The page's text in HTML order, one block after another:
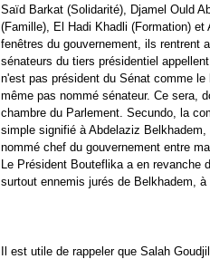
Saïd Barkat (Solidarité), Djamel Ould
(Famille), El Hadi Khadli (Formation)
fenêtres du gouvernement, ils rentrent
sénateurs du tiers présidentiel
n'est pas président du Sénat comme
même pas nommé sénateur. Ce sera,
chambre du Parlement. Secundo, la
simple signifié à Abdelaziz
nommé chef du gouvernement entre
Le Président Bouteflika a en
surtout ennemis jurés de Belkhadem,
Il est utile de rappeler que Salah